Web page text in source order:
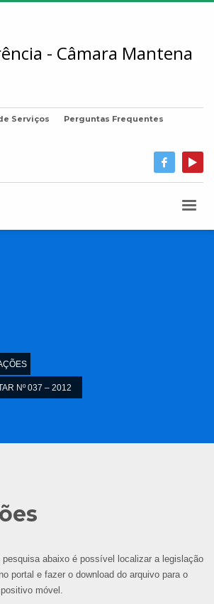
Serviços
Perguntas Frequentes
Nº 037 – 2012
abaixo é possível localizar a legislação
portal e fazer o download do arquivo para o
móvel.